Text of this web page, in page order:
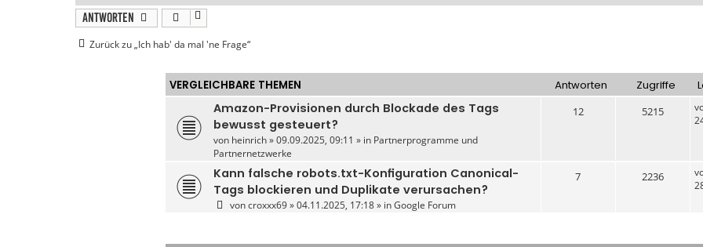
Antworten
Zurück zu „Ich hab' da mal 'ne Frage“
VERGLEICHBARE THEMEN Antworten Zugriffe
Amazon-Provisionen durch Blockade des Tags
bewusst gesteuert?
von heinrich» 09.09.2025, 09:11 » in Partnerprogramme und
Partnernetzwerke
12 5215
Kann falsche robots.txt-Konfiguration Canonical-
Tags blockieren und Duplikate verursachen?
voncroxxx69» 04.11.2025, 17:18 » inGoogle Forum
7 2236